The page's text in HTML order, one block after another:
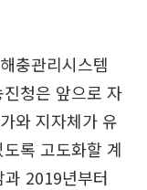
충관리시스템
청은 앞으로 자
와 지자체가 유
록 고도화할 계
2019년부터